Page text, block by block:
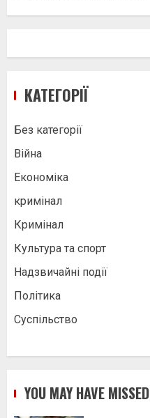
КАТЕГОРІЇ
Без категорії
Війна
Економіка
кримінал
Кримінал
Культура та спорт
Надзвичайні події
Політика
Суспільство
YOU MAY HAVE MISSED